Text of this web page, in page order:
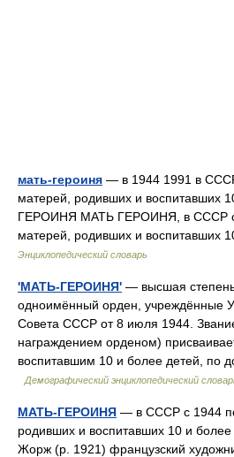
мать-героиня — в 1944 1991 в
матерей, родивших и воспитавших
ГЕРОИНЯ МАТЬ ГЕРОИНЯ, в СССР с
матерей, родивших и воспитавших
Энциклопедический словарь
'МАТЬ-ГЕРОИНЯ' — высшая
одноимённый орден, учреждённые
Совета СССР от 8 июля 1944.
награждением орденом)
воспитавшим 10 и более детей, по
Демографический энциклопедический
МАТЬ-ГЕРОИНЯ — в СССР с 1944
родивших и воспитавших 10 и
Жорж (р. 1921) французский